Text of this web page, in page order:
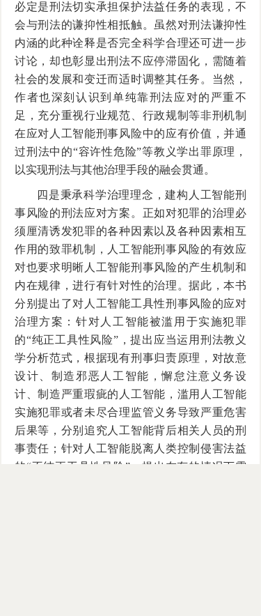
必定是刑法切实承担保护法益任务的表现，不
会与刑法的谦抑性相抵触。虽然对刑法谦抑性
内涵的此种诠释是否完全科学合理还可进一步
讨论，却也彰显出刑法不应停滞固化，需随着
社会的发展和变迁而适时调整其任务。当然，
作者也深刻认识到单纯靠刑法应对的严重不
足，充分重视行业规范、行政规制等非刑机制
在应对人工智能刑事风险中的应有价值，并通
过刑法中的“容许性危险”等教义学出罪原理，
以实现刑法与其他治理手段的融会贯通。
四是秉承科学治理理念，建构人工智能刑
事风险的刑法应对方案。正如对犯罪的治理必
须厘清诱发犯罪的各种因素以及各种因素相互
作用的致罪机制，人工智能刑事风险的有效应
对也要求明晰人工智能刑事风险的产生机制和
内在规律，进行有针对性的治理。据此，本书
分别提出了对人工智能工具性刑事风险的应对
治理方案：针对人工智能被滥用于实施犯罪
的“纯正工具性风险”，提出应当运用刑法教义
学分析范式，根据现有刑事归责原理，对故意
设计、制造邪恶人工智能，懈怠注意义务设
计、制造严重瑕疵的人工智能，滥用人工智能
实施犯罪或者未尽合理监管义务导致严重危害
后果等，分别追究人工智能背后相关人员的刑
事责任；针对人工智能脱离人类控制侵害法益
的“不纯正工具性风险”，提出在有的情况下需